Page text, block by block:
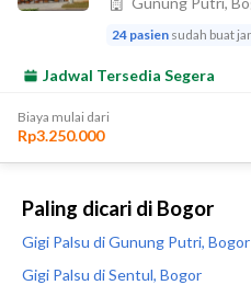
Paling dicari di Bogor
Gigi Palsu di Gunung Putri, Bogor
Gigi Palsu di Sentul, Bogor